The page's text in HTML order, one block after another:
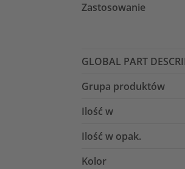
Zastosowanie
GLOBAL PART
Grupa produktów
Ilość w
Ilość w opak.
Kolor